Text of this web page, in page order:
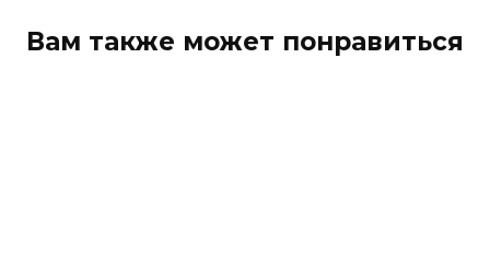
Вам также может понравиться